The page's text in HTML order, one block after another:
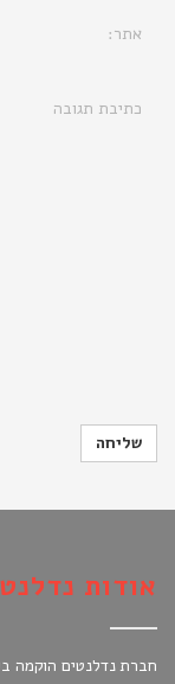
אודות